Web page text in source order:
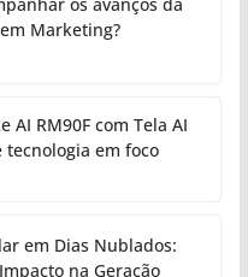
os avanços da
Marketing?
AI RM90F com Tela AI
tecnologia em foco
em Dias Nublados:
na Geração